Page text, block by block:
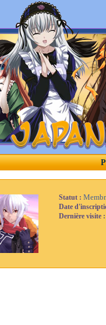
Statut :
Date
Dernière visite